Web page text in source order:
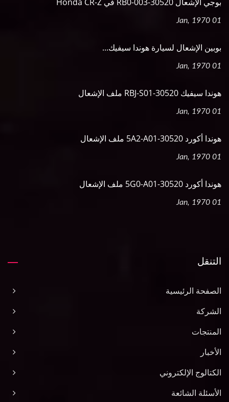
01 Jan, 1970
بوبين الإشعال لسيارة هوندا سيفيك...
01 Jan, 1970
هوندا سيفيك 30520-RBJ-S01 ملف الإشعال
01 Jan, 1970
هوندا أكورد 30520-5A2-A01 ملف الإشعال
01 Jan, 1970
هوندا أكورد 30520-5G0-A01 ملف الإشعال
01 Jan, 1970
التنقل
الصفحة الرئيسية
الشركة
المنتجات
الأخبار
الكتالوج الإلكتروني
الأسئلة الشائعة